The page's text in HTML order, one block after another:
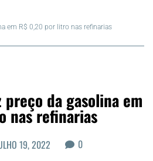
em R$ 0,20 por litro nas refinarias
da gasolina em
nas refinarias
19, 2022 0